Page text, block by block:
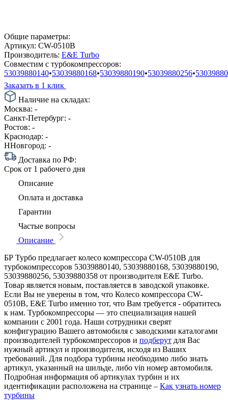
Общие параметры:
Артикул: CW-0510B
Производитель: E&E Turbo
Совместим с турбокомпрессоров:
53039880140•53039880168•53039880190•53039880256•
Заказать в 1 клик
Наличие на складах:
Москва: -
Санкт-Петербург: -
Ростов: -
Краснодар: -
ННовгород: -
Доставка по РФ:
Срок от 1 рабочего дня
Описание
Оплата и доставка
Гарантии
Частые вопросы
Описание
БР Турбо предлагает колесо компрессора CW-0510B для
турбокомпрессоров 53039880140, 53039880168, 53039880190,
53039880256, 53039880358 от производителя E&E Turbo.
Товар является новым, поставляется в заводской упаковке.
Если Вы не уверены в том, что Колесо компрессора CW-
0510B, E&E Turbo именно тот, что Вам требуется - обратитесь
к нам. Турбокомпрессоры — это специализация нашей
компании с 2001 года. Наши сотрудники сверят
конфигурацию Вашего автомобиля с заводскими каталогами
производителей турбокомпрессоров и подберут для Вас
нужный артикул и производителя, исходя из Ваших
требований. Для подбора турбины необходимо либо знать
артикул, указанный на шильде, либо vin номер автомобиля.
Подробная информация об артикулах турбин и их
идентификации расположена на странице – Как узнать номер
турбины